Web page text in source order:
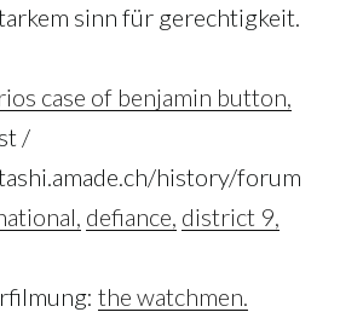
sinn für gerechtigkeit.
case of benjamin button,
/
history/forum
defiance, district 9,
the watchmen.